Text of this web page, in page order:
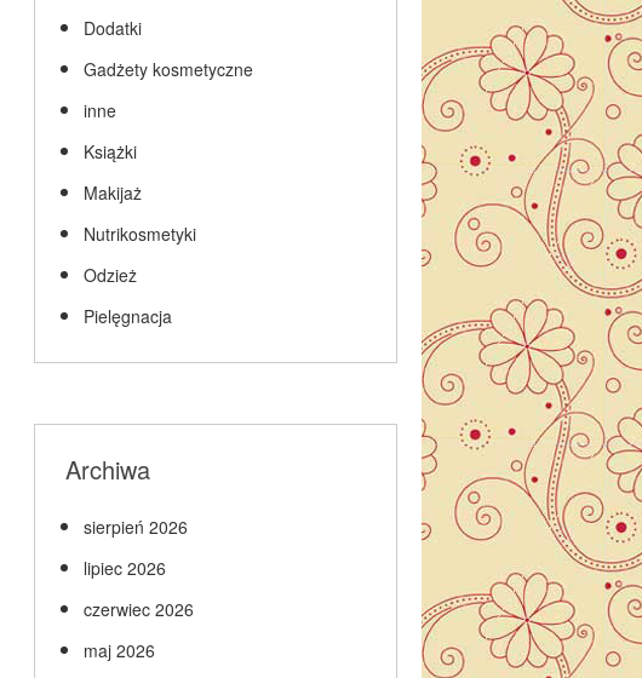
Dodatki
Gadżety kosmetyczne
inne
Książki
Makijaż
Nutrikosmetyki
Odzież
Pielęgnacja
Archiwa
sierpień 2026
lipiec 2026
czerwiec 2026
maj 2026